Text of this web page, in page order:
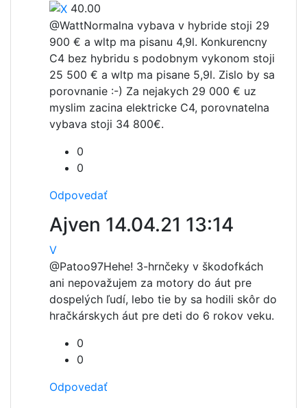
40.00
@WattNormalna vybava v hybride stoji 29
900 € a wltp ma pisanu 4,9l. Konkurencny
C4 bez hybridu s podobnym vykonom stoji
25 500 € a wltp ma pisane 5,9l. Zislo by sa
porovnanie :-) Za nejakych 29 000 € uz
myslim zacina elektricke C4, porovnatelna
vybava stoji 34 800€.
0
0
Odpovedať
Ajven 14.04.21 13:14
V
@Patoo97Hehe! 3-hrnčeky v škodofkách
ani nepovažujem za motory do áut pre
dospelých ľudí, lebo tie by sa hodili skôr do
hračkárskych áut pre deti do 6 rokov veku.
0
0
Odpovedať